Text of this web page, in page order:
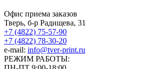
Офис приема заказов
Тверь, б-р Радищева, 31
+7 (4822) 75-57-90
+7 (4822) 78-30-20
e-mail: info@tver-print.ru
РЕЖИМ РАБОТЫ: